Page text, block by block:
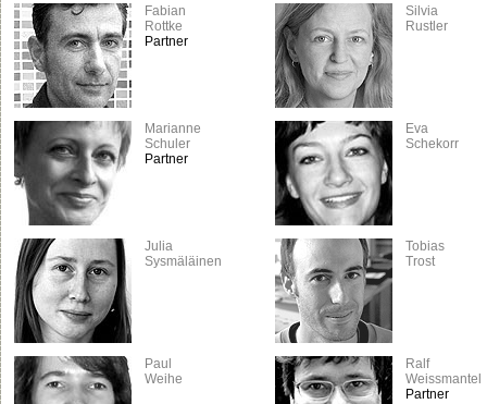
Fabian
Rottke
Partner
Silvia
Rustler
Marianne
Schuler
Partner
Eva
Schekorr
Julia
Sysmäläinen
Tobias
Trost
Paul
Weihe
Ralf
Weissmantel
Partner